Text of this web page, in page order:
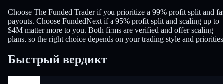
Choose The Funded Trader if you prioritize a 99% profit split and
payouts. Choose FundedNext if a 95% profit split and scaling up to
$4M matter more to you. Both firms are verified and offer scaling
plans, so the right choice depends on your trading style and
Быстрый вердикт